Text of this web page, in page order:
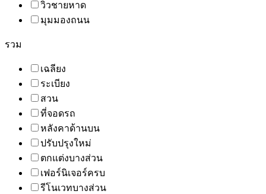
วิวชายหาด
มุมมองถนน
รวม
เฉลียง
ระเบียง
สวน
ที่จอดรถ
หลังคาด้านบน
ปรับปรุงใหม่
ตกแต่งบางส่วน
เฟอร์นิเจอร์ครบ
รีโนเวทบางส่วน